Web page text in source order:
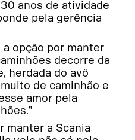
anos de atividade
pela gerência
opção por manter
decorre da
herdada do avô
de caminhão e
amor pela
manter a Scania